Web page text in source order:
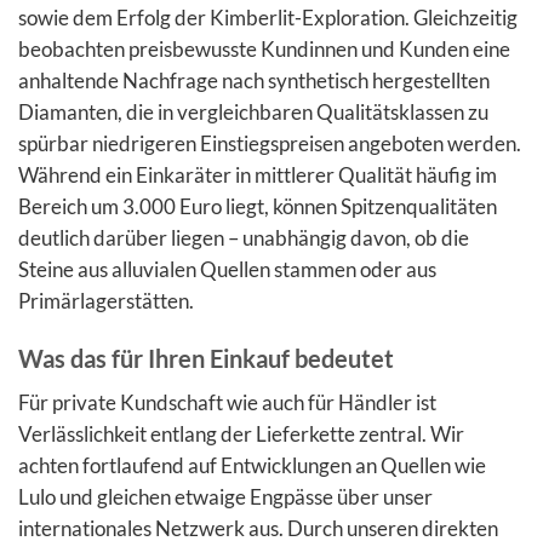
sowie dem Erfolg der Kimberlit-Exploration. Gleichzeitig
beobachten preisbewusste Kundinnen und Kunden eine
anhaltende Nachfrage nach synthetisch hergestellten
Diamanten, die in vergleichbaren Qualitätsklassen zu
spürbar niedrigeren Einstiegspreisen angeboten werden.
Während ein Einkaräter in mittlerer Qualität häufig im
Bereich um 3.000 Euro liegt, können Spitzenqualitäten
deutlich darüber liegen – unabhängig davon, ob die
Steine aus alluvialen Quellen stammen oder aus
Primärlagerstätten.
Was das für Ihren Einkauf bedeutet
Für private Kundschaft wie auch für Händler ist
Verlässlichkeit entlang der Lieferkette zentral. Wir
achten fortlaufend auf Entwicklungen an Quellen wie
Lulo und gleichen etwaige Engpässe über unser
internationales Netzwerk aus. Durch unseren direkten